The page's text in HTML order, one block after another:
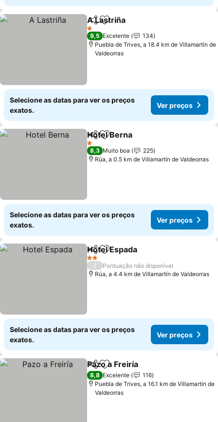
PartilharAdicionar aos favoritos
A Lastriña
1 Estrelas
9,5 Excelente
134
Puebla de Trives, a 18.4 km de Villamartín de
Valdeorras
Selecione as datas para ver os preços
exatos.
Ver preços
PartilharAdicionar aos favoritos
Hotel Berna
1 Estrelas
8,3 Muito boa
225
Rúa, a 0.5 km de Villamartín de Valdeorras
Selecione as datas para ver os preços
exatos.
Ver preços
PartilharAdicionar aos favoritos
Hotel Espada
2 Estrelas
/
Pontuação não disponível
Rúa, a 4.4 km de Villamartín de Valdeorras
Selecione as datas para ver os preços
exatos.
Ver preços
PartilharAdicionar aos favoritos
Pazo a Freiría
8,8 Excelente
116
Puebla de Trives, a 16.1 km de Villamartín de
Valdeorras